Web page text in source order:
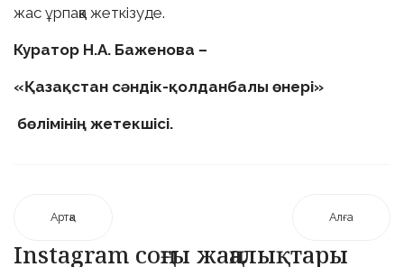
жас ұрпаққа жеткізуде.
Куратор Н.А. Баженова –
«Қазақстан сәндік-қолданбалы өнері»
бөлімінің жетекшісі.
Артқа Алға
Instagram соңғы жаңалықтары